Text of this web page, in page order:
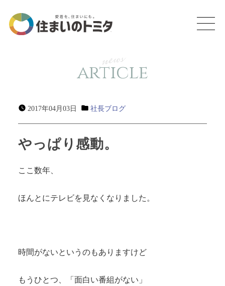
news
article
2017年04月03日 社長ブログ
やっぱり感動。
ここ数年、
ほんとにテレビを見なくなりました。
時間がないというのもありますけど
もうひとつ、「面白い番組がない」